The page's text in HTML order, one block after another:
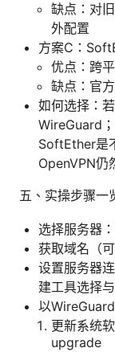
缺点：对
外配置
方案C：
优点：跨
缺点：官
如何选择：
WireGuard
SoftEther是
OpenVPN仍
五、实操步骤一
选择服务器
获取域名（
设置服务器
建工具选择
以
更新系统
upgrade